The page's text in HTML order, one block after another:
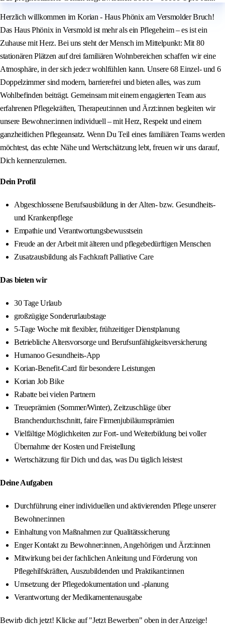
Herzlich willkommen im Korian - Haus Phönix am Versmolder Bruch!
Das Haus Phönix in Versmold ist mehr als ein Pflegeheim – es ist ein
Zuhause mit Herz. Bei uns steht der Mensch im Mittelpunkt: Mit 80
stationären Plätzen auf drei familiären Wohnbereichen schaffen wir eine
Atmosphäre, in der sich jede:r wohlfühlen kann. Unsere 68 Einzel- und 6
Doppelzimmer sind modern, barrierefrei und bieten alles, was zum
Wohlbefinden beiträgt. Gemeinsam mit einem engagierten Team aus
erfahrenen Pflegekräften, Therapeut:innen und Ärzt:innen begleiten wir
unsere Bewohner:innen individuell – mit Herz, Respekt und einem
ganzheitlichen Pflegeansatz. Wenn Du Teil eines familiären Teams werden
möchtest, das echte Nähe und Wertschätzung lebt, freuen wir uns darauf,
Dich kennenzulernen.
Dein Profil
Abgeschlossene Berufsausbildung in der Alten- bzw. Gesundheits-
und Krankenpflege
Empathie und Verantwortungsbewusstsein
Freude an der Arbeit mit älteren und pflegebedürftigen Menschen
Zusatzausbildung als Fachkraft Palliative Care
Das bieten wir
30 Tage Urlaub
großzügige Sonderurlaubstage
5-Tage Woche mit flexibler, frühzeitiger Dienstplanung
Betriebliche Altersvorsorge und Berufsunfähigkeitsversicherung
Humanoo Gesundheits-App
Korian-Benefit-Card für besondere Leistungen
Korian Job Bike
Rabatte bei vielen Partnern
Treueprämien (Sommer/Winter), Zeitzuschläge über
Branchendurchschnitt, faire Firmenjubiläumsprämien
Vielfältige Möglichkeiten zur Fort- und Weiterbildung bei voller
Übernahme der Kosten und Freistellung
Wertschätzung für Dich und das, was Du täglich leistest
Deine Aufgaben
Durchführung einer individuellen und aktivierenden Pflege unserer
Bewohner:innen
Einhaltung von Maßnahmen zur Qualitätssicherung
Enger Kontakt zu Bewohner:innen, Angehörigen und Ärzt:innen
Mitwirkung bei der fachlichen Anleitung und Förderung von
Pflegehilfskräften, Auszubildenden und Praktikant:innen
Umsetzung der Pflegedokumentation und -planung
Verantwortung der Medikamentenausgabe
Bewirb dich jetzt! Klicke auf "Jetzt Bewerben" oben in der Anzeige!